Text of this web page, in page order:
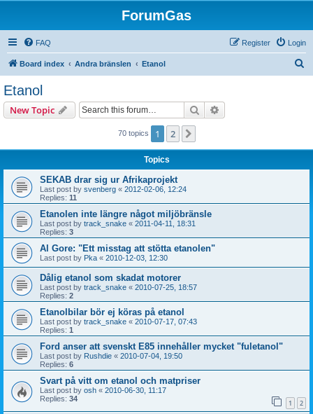
ForumGas
FAQ Login
Register
Board index Andra bränslen Etanol
Etanol
New Topic Search
70 topics 1 2
Topics
SEKAB drar sig ur Afrikaprojekt
Last post by svenberg « 2012-02-06, 12:24
Replies: 11
Etanolen inte längre något miljöbränsle
Last post by track_snake « 2011-04-11, 18:31
Replies: 3
Al Gore: "Ett misstag att stötta etanolen"
Last post by Pka « 2010-12-03, 12:30
Dålig etanol som skadat motorer
Last post by track_snake « 2010-07-25, 18:57
Replies: 2
Etanolbilar bör ej köras på etanol
Last post by track_snake « 2010-07-17, 07:43
Replies: 1
Ford anser att svenskt E85 innehåller mycket "fuletanol"
Last post by Rushdie « 2010-07-04, 19:50
Replies: 6
Svart på vitt om etanol och matpriser
Last post by osh « 2010-06-30, 11:17
Replies: 34 1 2